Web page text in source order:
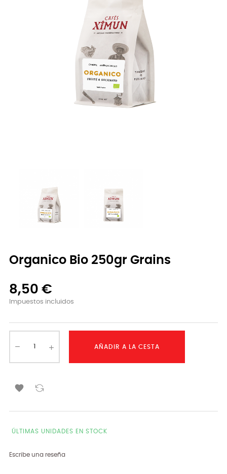
Organico Bio 250gr Grains
8,50 €
Impuestos incluidos
AÑADIR A LA CESTA

ÚLTIMAS UNIDADES EN STOCK
Escribe una reseña